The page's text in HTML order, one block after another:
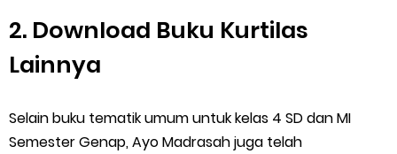
2. Download Buku Kurtilas
Lainnya
Selain buku tematik umum untuk kelas 4 SD dan MI
Semester Genap, Ayo Madrasah juga telah